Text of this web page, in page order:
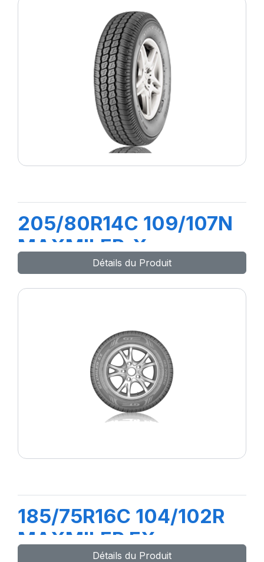
205/80R14C 109/107N
MAXMILER-X
Détails du Produit
185/75R16C 104/102R
MAXMILER EX
Détails du Produit